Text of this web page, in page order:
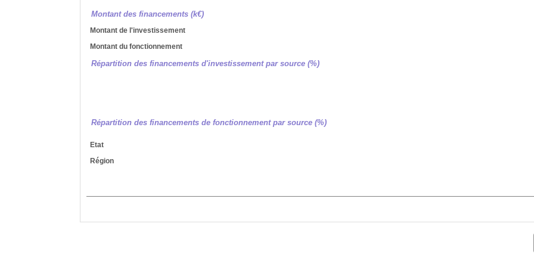
Montant des financements (k€)
Montant de l'investissement
Montant du fonctionnement
Répartition des financements d'investissement par source (%)
Répartition des financements de fonctionnement par source (%)
Etat
Région